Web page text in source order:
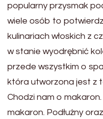
popularny przysmak
wiele osób to
kulinariach włoskich z
w stanie wyodrębnić
przede wszystkim o
która utworzona jest z
Chodzi nam o
makaron. Podłużny